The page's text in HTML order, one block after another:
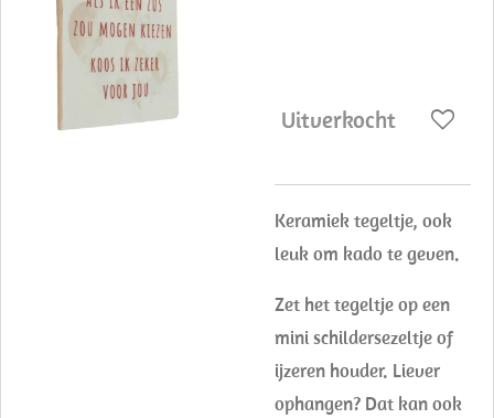
Uitverkocht
Keramiek tegeltje, ook
leuk om kado te geven.
Zet het tegeltje op een
mini schildersezeltje of
ijzeren houder. Liever
ophangen? Dat kan ook